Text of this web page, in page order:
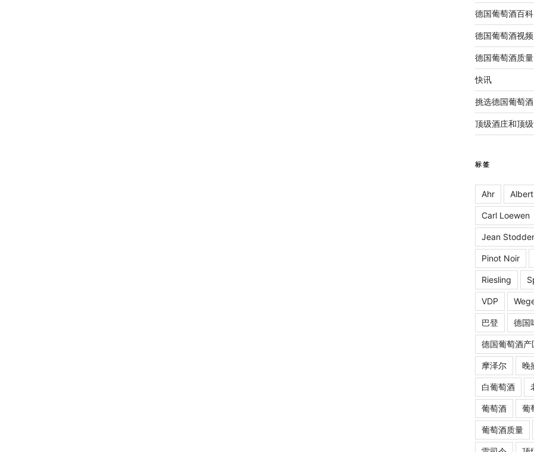
德国葡萄酒百科
德国葡萄酒视频
德国葡萄酒质量
快讯
挑选德国葡萄酒
顶级酒庄和顶
标签
Ahr
Carl Loewen
Jean
Pinot Noir
Riesling
VDP
巴登 德国
德国葡萄酒产
摩泽尔 晚
白葡萄酒
葡萄酒 葡
葡萄酒质量